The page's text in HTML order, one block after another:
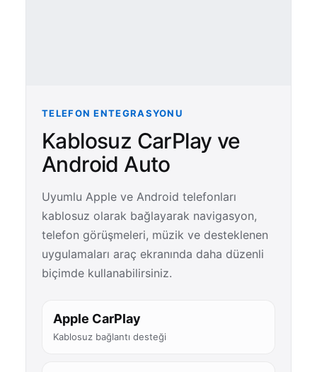
TELEFON ENTEGRASYONU
Kablosuz CarPlay ve
Android Auto
Uyumlu Apple ve Android telefonları
kablosuz olarak bağlayarak navigasyon,
telefon görüşmeleri, müzik ve desteklenen
uygulamaları araç ekranında daha düzenli
biçimde kullanabilirsiniz.
Apple CarPlay
Kablosuz bağlantı desteği